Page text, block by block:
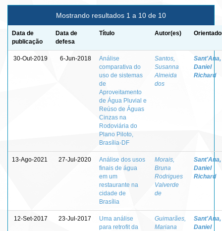
Mostrando resultados 1 a 10 de 10
Data de
publicação
Data de
defesa
Título Autor(es)
30-Out-2019 6-Jun-2018
Análise
comparativa do
uso de sistemas
de
Aproveitamento
de Água Pluvial e
Reúso de Águas
Cinzas na
Rodoviária do
Plano Piloto,
Brasília-DF
Santos,
Susanna
Almeida
dos
Sant'Ana,
Daniel
Richard
13-Ago-2021 27-Jul-2020
Análise dos usos
finais de água
em um
restaurante na
cidade de
Brasília
Morais,
Bruna
Rodrigues
Valverde
de
Sant'Ana,
Daniel
Richard
12-Set-2017 23-Jul-2017
Uma análise
para retrofit da
Guimarães,
Mariana
Sant'Ana,
Daniel